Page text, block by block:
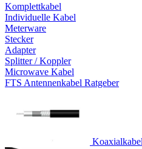
Komplettkabel
Individuelle Kabel
Meterware
Stecker
Adapter
Splitter / Koppler
Microwave Kabel
FTS Antennenkabel Ratgeber